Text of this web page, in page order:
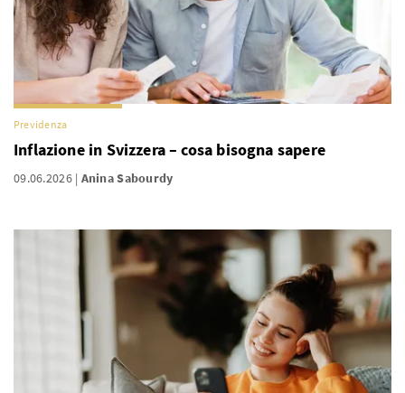
Previdenza
Inflazione in Svizzera – cosa bisogna sapere
09.06.2026 Anina Sabourdy